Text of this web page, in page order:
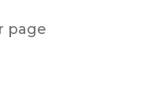
page